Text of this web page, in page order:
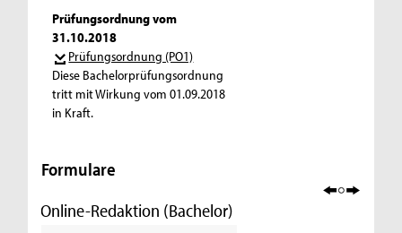
Prüfungsordnung vom
31.10.2018
Prüfungsordnung (PO1)
Diese Bachelorprüfungsordnung
tritt mit Wirkung vom 01.09.2018
in Kraft.
Formulare
Online-Redaktion (Bachelor)